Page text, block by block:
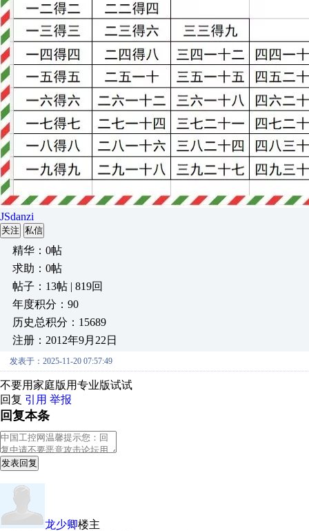
JSdanzi
关注 私信
精华：0帖
求助：0帖
帖子：13帖 | 819回
年度积分：90
历史总积分：15689
注册：2012年9月22日
发表于：2025-11-20 07:57:49
不要用家庭版用专业版试试
回复 引用 举报
回复本条
发表回复
龙少卿楼主